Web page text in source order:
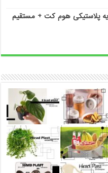
پلاستیکی هوم کت + مستقیم